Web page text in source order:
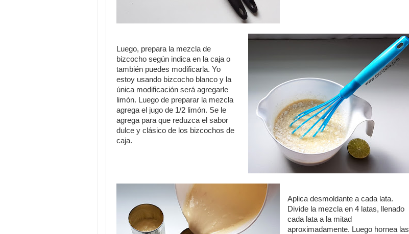
Luego, prepara la mezcla de
bizcocho según indica en la caja o
también puedes modificarla. Yo
estoy usando bizcocho blanco y la
única modificación será agregarle
limón. Luego de preparar la mezcla
agrega el jugo de 1/2 limón. Se le
agrega para que reduzca el sabor
dulce y clásico de los bizcochos de
caja.
Aplica desmoldante a cada lata.
Divide la mezcla en 4 latas, llenado
cada lata a la mitad
aproximadamente. Luego hornea las